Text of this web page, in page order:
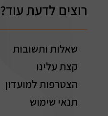
רוצים לדעת עוד?
שאלות ותשובות
קצת עלינו
הצטרפות למועדון
תנאי שימוש